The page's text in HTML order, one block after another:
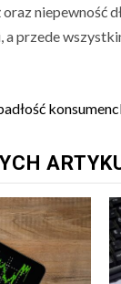
niepewność
a przede